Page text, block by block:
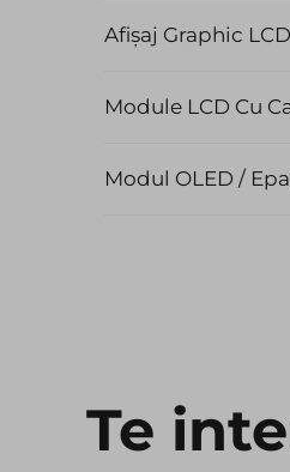
Afișaj Graphic LCD
Module LCD Cu
Modul OLED /
Te